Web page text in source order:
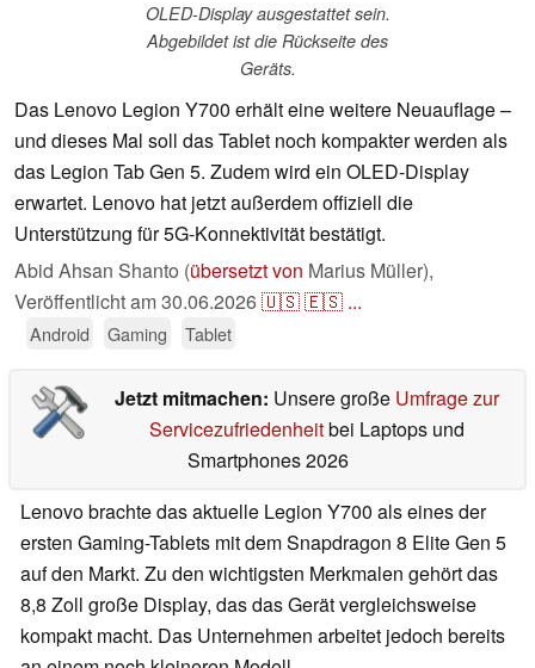
OLED-Display ausgestattet sein.
Abgebildet ist die Rückseite des
Geräts.
Das Lenovo Legion Y700 erhält eine weitere Neuauflage –
und dieses Mal soll das Tablet noch kompakter werden als
das Legion Tab Gen 5. Zudem wird ein OLED-Display
erwartet. Lenovo hat jetzt außerdem offiziell die
Unterstützung für 5G-Konnektivität bestätigt.
Abid Ahsan Shanto (übersetzt von Marius Müller),
Veröffentlicht am30.06.2026🇺🇸🇪🇸 ...
Android Gaming Tablet
Jetzt mitmachen: Unsere große Umfrage zur
Servicezufriedenheitbei Laptops und
Smartphones 2026
Lenovo brachte das aktuelle Legion Y700 als eines der
ersten Gaming-Tablets mit dem Snapdragon 8 Elite Gen 5
auf den Markt. Zu den wichtigsten Merkmalen gehört das
8,8 Zoll große Display, das das Gerät vergleichsweise
kompakt macht. Das Unternehmen arbeitet jedoch bereits